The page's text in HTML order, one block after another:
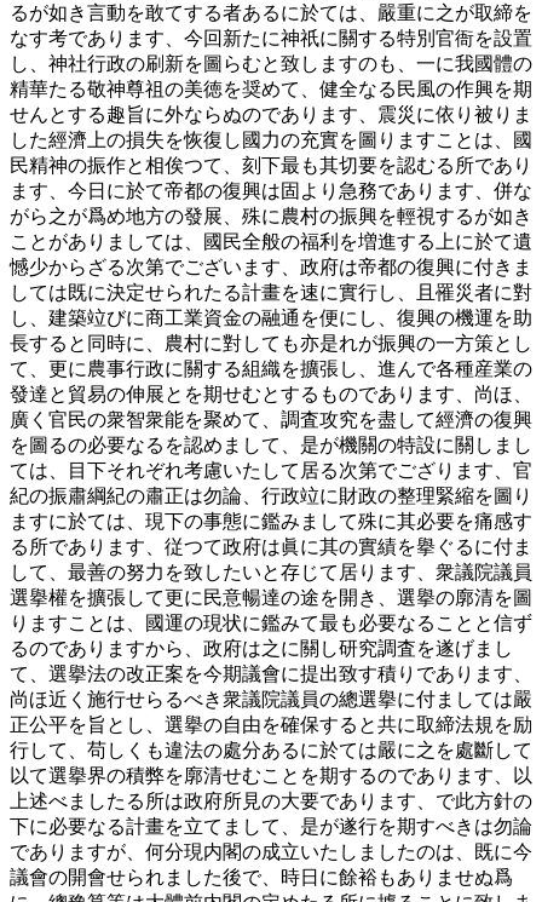
るが如き言動を敢てする者あるに於ては、嚴重に之が取締を
なす考であります、今回新たに神祇に關する特別官衙を設置
し、神社行政の刷新を圖らむと致しますのも、一に我國體の
精華たる敬神尊祖の美徳を奨めて、健全なる民風の作興を期
せんとする趣旨に外ならぬのであります、震災に依り被りま
した經濟上の損失を恢復し國力の充實を圖りますことは、國
民精神の振作と相俟つて、刻下最も其切要を認むる所であり
ます、今日に於て帝都の復興は固より急務であります、併な
がら之が爲め地方の發展、殊に農村の振興を輕視するが如き
ことがありましては、國民全般の福利を増進する上に於て遺
憾少からざる次第でございます、政府は帝都の復興に付きま
しては既に決定せられたる計畫を速に實行し、且罹災者に對
し、建築竝びに商工業資金の融通を便にし、復興の機運を助
長すると同時に、農村に對しても亦是れが振興の一方策とし
て、更に農事行政に關する組織を擴張し、進んで各種産業の
發達と貿易の伸展とを期せむとするものであります、尚ほ、
廣く官民の衆智衆能を聚めて、調査攻究を盡して經濟の復興
を圖るの必要なるを認めまして、是が機關の特設に關しまし
ては、目下それぞれ考慮いたして居る次第でござります、官
紀の振肅綱紀の肅正は勿論、行政竝に財政の整理緊縮を圖り
ますに於ては、現下の事態に鑑みまして殊に其必要を痛感す
る所であります、従つて政府は眞に其の實績を擧ぐるに付ま
して、最善の努力を致したいと存じて居ります、衆議院議員
選擧權を擴張して更に民意暢達の途を開き、選擧の廓清を圖
りますことは、國運の現状に鑑みて最も必要なることと信ず
るのでありますから、政府は之に關し研究調査を遂げまし
て、選擧法の改正案を今期議會に提出致す積りであります、
尚ほ近く施行せらるべき衆議院議員の總選擧に付ましては嚴
正公平を旨とし、選擧の自由を確保すると共に取締法規を励
行して、苟しくも違法の處分あるに於ては嚴に之を處斷して
以て選擧界の積弊を廓清せむことを期するのであります、以
上述べましたる所は政府所見の大要であります、で此方針の
下に必要なる計畫を立てまして、是が遂行を期すべきは勿論
でありますが、何分現内閣の成立いたしましたのは、既に今
議會の開會せられました後で、時日に餘裕もありませぬ爲